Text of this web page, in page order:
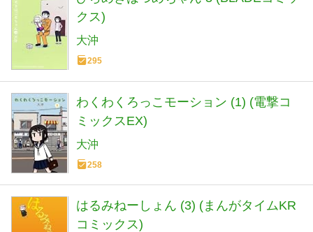
クス)
大沖
295
わくわくろっこモーション (1) (電撃コ
ミックスEX)
大沖
258
はるみねーしょん (3) (まんがタイムKR
コミックス)